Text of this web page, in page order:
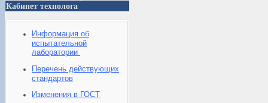
Кабинет технолога
Информация об
испытательной
лаборатории
Перечень действующих
стандартов
Изменения в ГОСТ